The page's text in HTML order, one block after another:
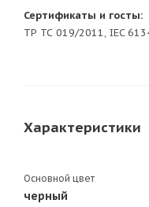
Сертификаты и госты:
ТР ТС 019/2011, IEC
Характеристики
Основной цвет
черный